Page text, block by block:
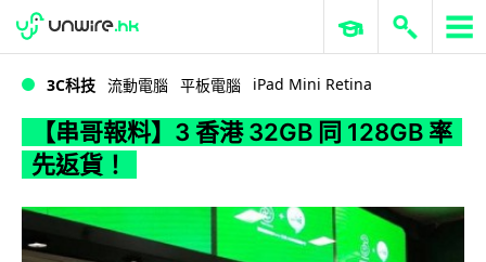
WWDC 2026 ERP 與商業 AI
3C科技 流動電腦 平板電腦 iPad Mini Retina
【串哥報料】3 香港 32GB 同 128GB 率
先返貨！